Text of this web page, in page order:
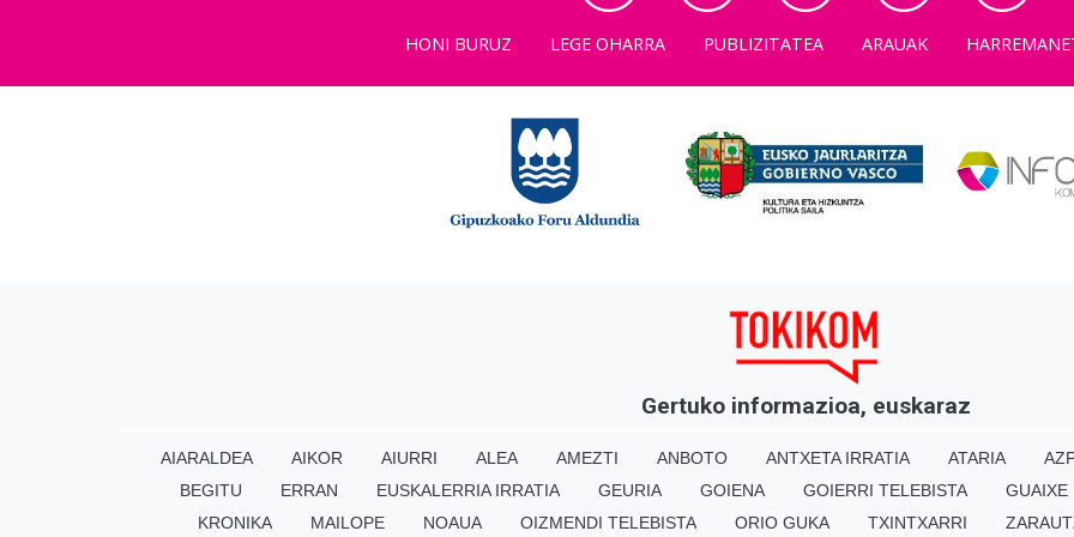
HONI BURUZ LEGE OHARRA PUBLIZITATEA ARAUAK
Gertuko informazioa, euskaraz
AIARALDEA AIKOR AIURRI ALEA AMEZTI ANBOTO ANTXETA IRRATIA ATARIA
BEGITU
ERRAN EUSKALERRIA IRRATIA GEURIA GOIENA GOIERRI TELEBISTA
GUAIXE
KRONIKA
MAILOPE NOAUA OIZMENDI TELEBISTA ORIO GUKA TXINTXARRI